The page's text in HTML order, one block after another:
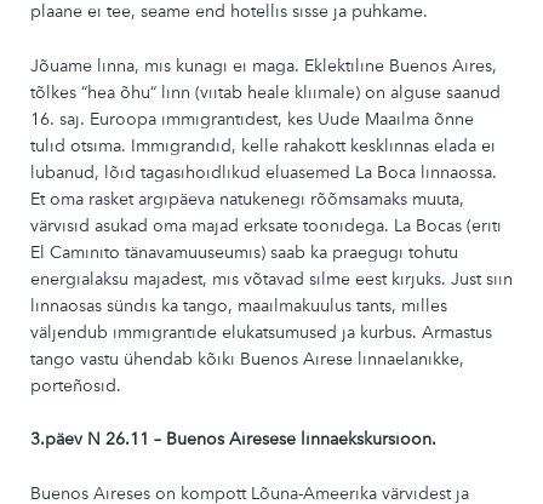
plaane ei tee, seame end hotellis sisse ja puhkame.
Jõuame linna, mis kunagi ei maga. Eklektiline Buenos Aires,
tõlkes “hea õhu“ linn (viitab heale kliimale) on alguse saanud
16. saj. Euroopa immigrantidest, kes Uude Maailma õnne
tulid otsima. Immigrandid, kelle rahakott kesklinnas elada ei
lubanud, lõid tagasihoidlikud eluasemed La Boca linnaossa.
Et oma rasket argipäeva natukenegi rõõmsamaks muuta,
värvisid asukad oma majad erksate toonidega. La Bocas (eriti
El Caminito tänavamuuseumis) saab ka praegugi tohutu
energialaksu majadest, mis võtavad silme eest kirjuks. Just siin
linnaosas sündis ka tango, maailmakuulus tants, milles
väljendub immigrantide elukatsumused ja kurbus. Armastus
tango vastu ühendab kõiki Buenos Airese linnaelanikke,
porteñosid.
3.päev N 26.11 – Buenos Airesese linnaekskursioon.
Buenos Aireses on kompott Lõuna-Ameerika värvidest ja